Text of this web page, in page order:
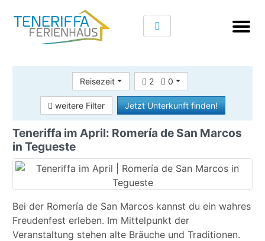
Reisezeit 2 0
weitere Filter Jetzt Unterkunft finden!
Teneriffa im April: Romería de San Marcos
in Tegueste
Bei der Romería de San Marcos kannst du ein wahres
Freudenfest erleben. Im Mittelpunkt der
Veranstaltung stehen alte Bräuche und Traditionen.